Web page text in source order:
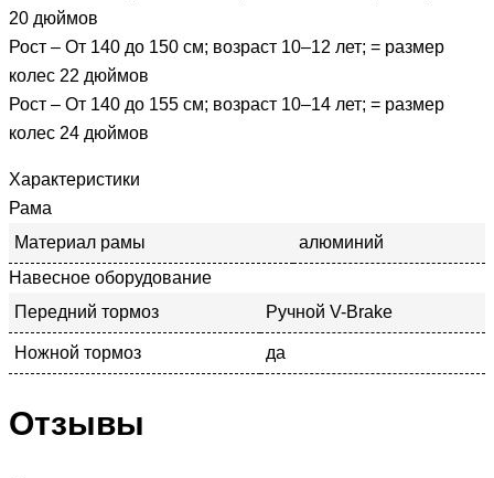
20 дюймов
Рост – От 140 до 150 см; возраст 10–12 лет; = размер
колес 22 дюймов
Рост – От 140 до 155 см; возраст 10–14 лет; = размер
колес 24 дюймов
Характеристики
Рама
Материал рамы
алюминий
Навесное оборудование
Передний тормоз
Ручной V-Brake
Ножной тормоз да
Отзывы